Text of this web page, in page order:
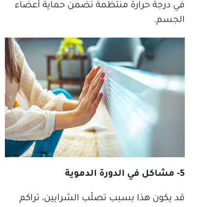
في درجة حرارة منتظمة تضمن حماية أعضاء
الجسم.
5- مشاكل في الدورة الدموية
قد يكون هذا بسبب تصلّب الشرايين، تراكم